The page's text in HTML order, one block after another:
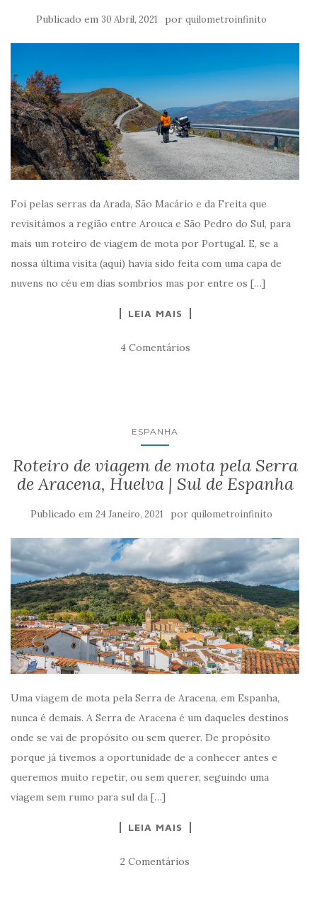
Publicado em 30 Abril, 2021 por quilometroinfinito
Foi pelas serras da Arada, São Macário e da Freita que
revisitámos a região entre Arouca e São Pedro do Sul, para
mais um roteiro de viagem de mota por Portugal. E, se a
nossa última visita (aqui) havia sido feita com uma capa de
nuvens no céu em dias sombrios mas por entre os […]
LEIA MAIS
4 Comentários
ESPANHA
Roteiro de viagem de mota pela Serra
de Aracena, Huelva | Sul de Espanha
Publicado em 24 Janeiro, 2021 por quilometroinfinito
Uma viagem de mota pela Serra de Aracena, em Espanha,
nunca é demais. A Serra de Aracena é um daqueles destinos
onde se vai de propósito ou sem querer. De propósito
porque já tivemos a oportunidade de a conhecer antes e
queremos muito repetir, ou sem querer, seguindo uma
viagem sem rumo para sul da […]
LEIA MAIS
2 Comentários